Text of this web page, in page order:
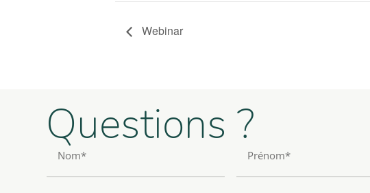
Webinar
Questions ?